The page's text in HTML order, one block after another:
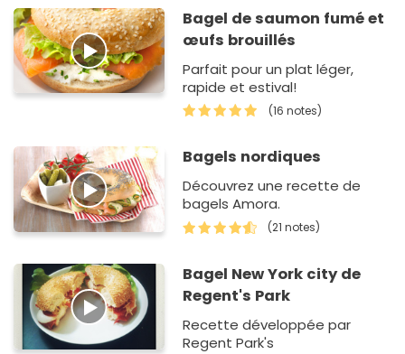
Bagel de saumon fumé et
œufs brouillés
Parfait pour un plat léger,
rapide et estival!
(16 notes)
Bagels nordiques
Découvrez une recette de
bagels Amora.
(21 notes)
Bagel New York city de
Regent's Park
Recette développée par
Regent Park's